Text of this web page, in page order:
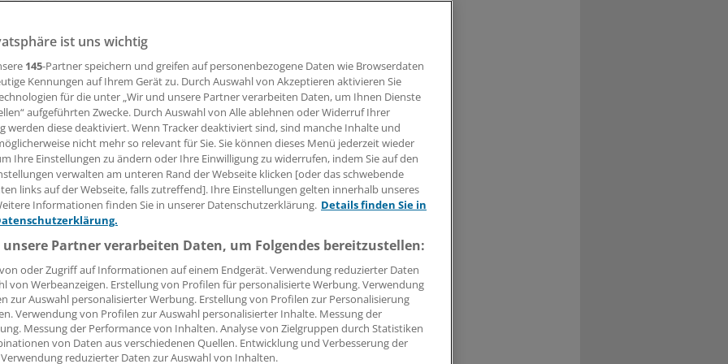
Stunde – Der gesundheitspolitische Podcast“ liefert die Politik &
aktuelle Hintergründe zur Gesundheitspolitik in Deutschland. In
stellt sie das Format und die thematische Ausrichtung vor.
Timmund
Gabriel
16:36 Uhr
0
ist uns wichtig
145-Partner speichern und greifen auf personenbezogene Daten wie Browserdaten
Kennungen auf Ihrem Gerät zu. Durch Auswahl von Akzeptieren aktivieren Sie
für die unter „Wir und unsere Partner verarbeiten Daten, um Ihnen Dienste
aufgeführten Zwecke. Durch Auswahl von Alle ablehnen oder Widerruf Ihrer
werden diese deaktiviert. Wenn Tracker deaktiviert sind, sind manche Inhalte und
nicht mehr so relevant für Sie. Sie können dieses Menü jederzeit wieder
Ihre Einstellungen zu ändern oder Ihre Einwilligung zu widerrufen, indem Sie auf den
verwalten am unteren Rand der Webseite klicken [oder das schwebende
links auf der Webseite, falls zutreffend]. Ihre Einstellungen gelten innerhalb unseres
Informationen finden Sie in unserer Datenschutzerklärung. Details finden Sie in
Partner verarbeiten Daten, um Folgendes bereitzustellen:
oder Zugriff auf Informationen auf einem Endgerät. Verwendung reduzierter Daten
von Werbeanzeigen. Erstellung von Profilen für personalisierte Werbung. Verwendung
zur Auswahl personalisierter Werbung. Erstellung von Profilen zur Personalisierung
Verwendung von Profilen zur Auswahl personalisierter Inhalte. Messung der
Messung der Performance von Inhalten. Analyse von Zielgruppen durch Statistiken
von Daten aus verschiedenen Quellen. Entwicklung und Verbesserung der
reduzierter Daten zur Auswahl von Inhalten.